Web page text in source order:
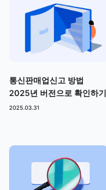
통신판매업신고 방법
2025년 버전으로 확인하기
2025.03.31